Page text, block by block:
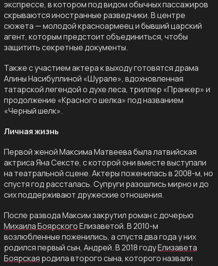
экспрессе, в котором под видом обычных пассажиров
скрываются иностранные разведчики. В центре
сюжета — молодой красноармеец и бывший царский
агент, которым предстоит объединиться, чтобы
защитить секретные документы.
Также с участием актера к выходу готовятся драма
Алины Насибуллиной «Шурале», вдохновленная
татарской легендой о духе леса, триллер «Пранкер» и
продолжение «Красного шелка» под названием
«Черный шелк».
Личная жизнь
Первой женой Максима Матвеева была латвийская
актриса Яна Сексте, с которой они вместе выступали
на театральной сцене. Актеры поженилась в 2008-м, но
спустя год рассталась. Супруги разошлись мирно и до
сих поддерживают дружеские отношения.
После развода Максим закрутил роман с дочерью
Михаила БоярскогоЕлизаветой. В 2010-м
возлюбленные поженились, а спустя два года у них
родился первый сын, Андрей. В 2018 годуЕлизавета
Боярская родила второго сына, которого назвали